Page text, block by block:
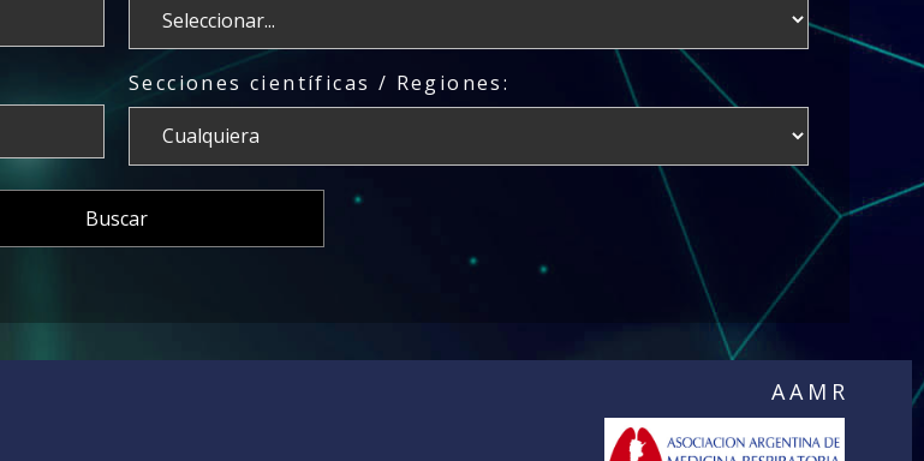
Secciones científicas / Regiones:
AAMR